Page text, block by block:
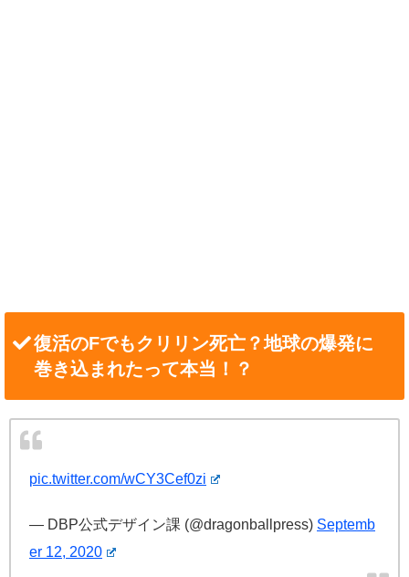
復活のFでもクリリン死亡？地球の爆発に
巻き込まれたって本当！？
pic.twitter.com/wCY3Cef0zi
— DBP公式デザイン課 (@dragonballpress) Septemb
er 12, 2020